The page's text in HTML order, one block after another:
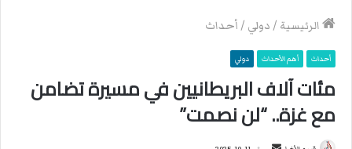
الرئيسية /دولي /أحداث
أحداث أهم الأحداث دولي
مئات آلاف البريطانيين في مسيرة تضامن
مع غزة.. “لن نصمت”